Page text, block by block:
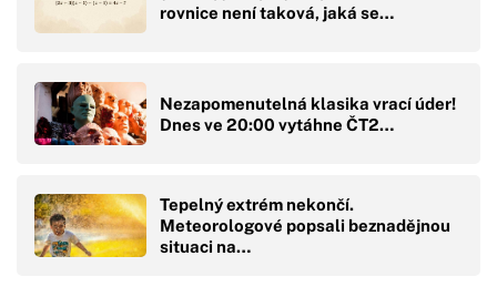
rovnice není taková, jaká se…
Nezapomenutelná klasika vrací úder!
Dnes ve 20:00 vytáhne ČT2…
Tepelný extrém nekončí.
Meteorologové popsali beznadějnou
situaci na…